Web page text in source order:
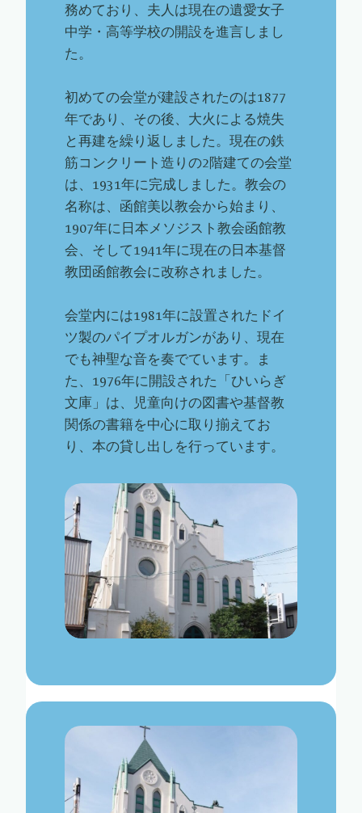
務めており、夫人は現在の遺愛女子
中学・高等学校の開設を進言しまし
た。
初めての会堂が建設されたのは1877
年であり、その後、大火による焼失
と再建を繰り返しました。現在の鉄
筋コンクリート造りの2階建ての会堂
は、1931年に完成しました。教会の
名称は、函館美以教会から始まり、
1907年に日本メソジスト教会函館教
会、そして1941年に現在の日本基督
教団函館教会に改称されました。
会堂内には1981年に設置されたドイ
ツ製のパイプオルガンがあり、現在
でも神聖な音を奏でています。ま
た、1976年に開設された「ひいらぎ
文庫」は、児童向けの図書や基督教
関係の書籍を中心に取り揃えてお
り、本の貸し出しを行っています。